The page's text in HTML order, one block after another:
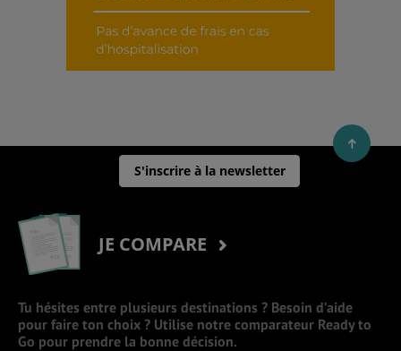
S'inscrire à la newsletter
JE COMPARE
Tu hésites entre plusieurs destinations ? Besoin d’aide
pour faire ton choix ? Utilise notre comparateur Ready to
Go pour prendre la bonne décision.